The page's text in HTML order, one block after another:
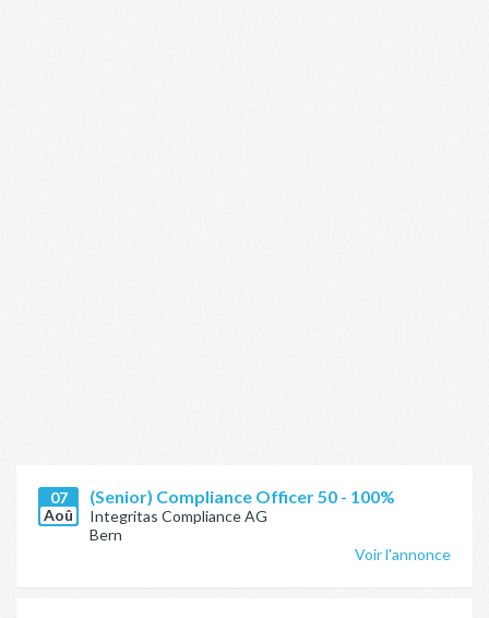
07
Aoû
(Senior) Compliance Officer 50 - 100%
Integritas Compliance AG
Bern
Voir l'annonce